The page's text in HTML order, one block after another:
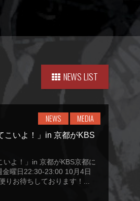
NEWS LIST
NEWS MEDIA
こいよ！」in 京都がKBS
いよ！」in 京都がKBS京都に
曜日22:30-23:00 10月4日
りお待ちしております！...